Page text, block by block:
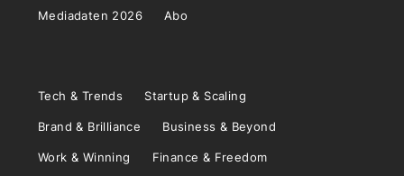
Mediadaten 2026 Abo
Tech & Trends Startup & Scaling
Brand & Brilliance Business & Beyond
Work & Winning Finance & Freedom